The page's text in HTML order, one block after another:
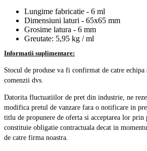
Lungime fabricatie - 6 ml
Dimensiuni laturi - 65x65 mm
Grosime latura - 6 mm
Greutate: 5,95 kg / ml
Informatii suplimentare:
Stocul de produse va fi confirmat de catre echipa
comenzii dvs.
Datorita fluctuatiilor de pret din industrie, ne
modifica pretul de vanzare fara o notificare in
titlu de propunere de oferta si acceptarea lor prin
constituie obligatie contractuala decat in
de catre firma noastra.